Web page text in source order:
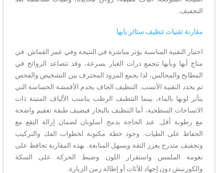
التجفيف.
مقارنة تقنيات تنظيف ستائر بابها
اختيار التقنية المناسبة يؤثر مباشرة في النتيجة وفي عمر القماش. في
مناخ أبها وبأبها تتجمع ذرات الغبار بسرعة، وقد تتصاعد الروائح في
المطابخ والمجالس، لذا يجمع المزود المحترف بين التشخيص والفحص
ثم يحدد التقنية الأنسب. التنظيف الجاف يخدم الأقمشة الحساسة التي
يتأثر لونها بالماء، بينما التنظيف الرطب يناسب الألياف المتينة ذات
الاتساخات السطحية، أما التنظيف بالبخار فيضيف طبقة تعقيم واضحة
مع رطوبة أقل. عند الحاجة يدمج أسلوبان لضمان إزالة البقع مع
الحفاظ على الطيات. وجود خطة مكتوبة لخطوات الفك والتركيب
وتجفيف متدرج يعزز الثقة ويسهل المتابعة. بهذه المقاربة تحافظ على
نعومة الملمس واستقرار اللون وضبط الحركة على السكة
والكورنيش دون إجهاد للأثاث أو إطالة زمن الزيارة.